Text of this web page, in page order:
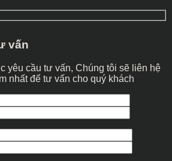
vấn
yêu cầu tư vấn, Chúng tôi sẽ liên hệ
nhất để tư vấn cho quý khách